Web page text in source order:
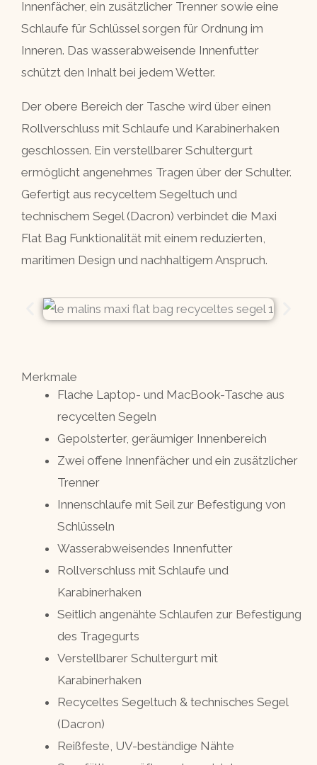
Innenfächer, ein zusätzlicher Trenner sowie eine
Schlaufe für Schlüssel sorgen für Ordnung im
Inneren. Das wasserabweisende Innenfutter
schützt den Inhalt bei jedem Wetter.
Der obere Bereich der Tasche wird über einen
Rollverschluss mit Schlaufe und Karabinerhaken
geschlossen. Ein verstellbarer Schultergurt
ermöglicht angenehmes Tragen über der Schulter.
Gefertigt aus recyceltem Segeltuch und
technischem Segel (Dacron) verbindet die Maxi
Flat Bag Funktionalität mit einem reduzierten,
maritimen Design und nachhaltigem Anspruch.
Merkmale
Flache Laptop- und MacBook-Tasche aus
recycelten Segeln
Gepolsterter, geräumiger Innenbereich
Zwei offene Innenfächer und ein zusätzlicher
Trenner
Innenschlaufe mit Seil zur Befestigung von
Schlüsseln
Wasserabweisendes Innenfutter
Rollverschluss mit Schlaufe und
Karabinerhaken
Seitlich angenähte Schlaufen zur Befestigung
des Tragegurts
Verstellbarer Schultergurt mit
Karabinerhaken
Recyceltes Segeltuch & technisches Segel
(Dacron)
Reißfeste, UV-beständige Nähte